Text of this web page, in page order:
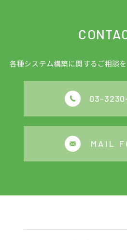
各種システム構築に関するご相談を
03-
MAIL